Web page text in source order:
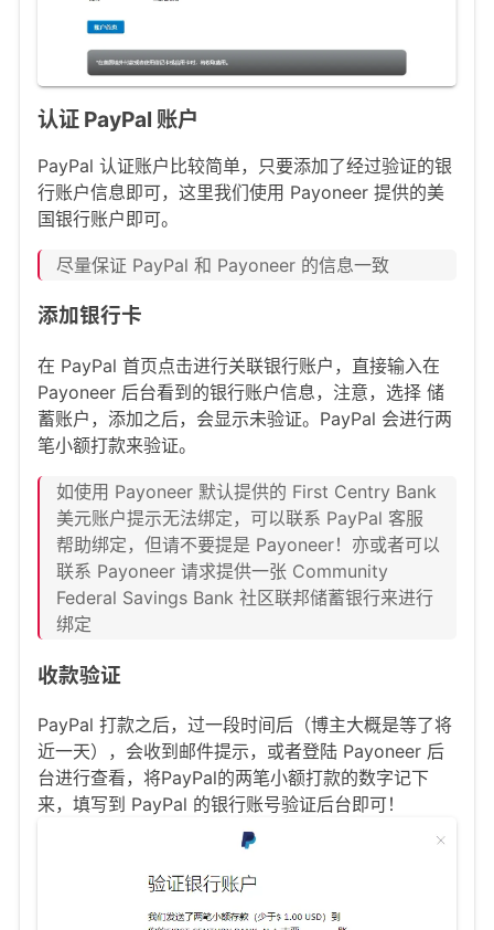
认证 PayPal 账户
PayPal 认证账户比较简单，只要添加了经过验证的银
行账户信息即可，这里我们使用 Payoneer 提供的美
国银行账户即可。
尽量保证 PayPal 和 Payoneer 的信息一致
添加银行卡
在 PayPal 首页点击进行关联银行账户，直接输入在
Payoneer 后台看到的银行账户信息，注意，选择 储
蓄账户，添加之后，会显示未验证。PayPal 会进行两
笔小额打款来验证。
如使用 Payoneer 默认提供的 First Centry Bank
美元账户提示无法绑定，可以联系 PayPal 客服
帮助绑定，但请不要提是 Payoneer！亦或者可以
联系 Payoneer 请求提供一张 Community
Federal Savings Bank 社区联邦储蓄银行来进行
绑定
收款验证
PayPal 打款之后，过一段时间后（博主大概是等了将
近一天），会收到邮件提示，或者登陆 Payoneer 后
台进行查看，将PayPal的两笔小额打款的数字记下
来，填写到 PayPal 的银行账号验证后台即可！